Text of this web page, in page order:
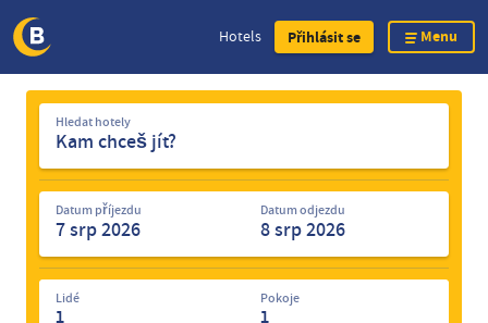
Skip
Hotels Přihlásit se Menu
Hledat
hotelyHledat hotely
Datum příjezdu Datum odjezdu
Lidé
1
Pokoje
1